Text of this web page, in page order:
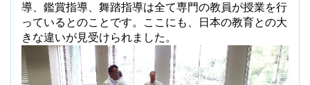
導、鑑賞指導、舞踏指導は全て専門の教員が授業を行
っているとのことです。ここにも、日本の教育との大
きな違いが見受けられました。